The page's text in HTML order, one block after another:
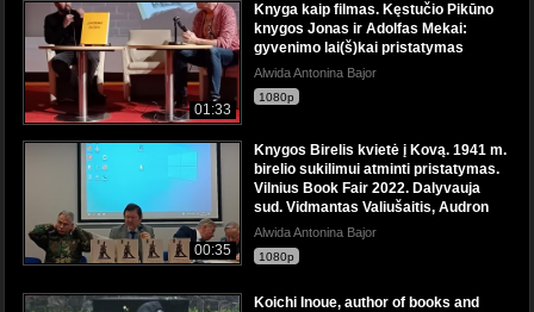
01:33
Knyga kaip filmas. Kęstučio Pikūno
knygos Jonas ir Adolfas Mekai:
gyvenimo lai(š)kai pristatymas
Alwida Antonina Bajor
1080p
00:35
Knygos Birelis kvietė į Kovą. 1941 m.
birelio sukilimui atminti pristatymas.
Vilnius Book Fair 2022. Dalyvauja
sud. Vidmantas Valiušaitis, Audron
Alwida Antonina Bajor
1080p
Koichi Inoue, author of books and